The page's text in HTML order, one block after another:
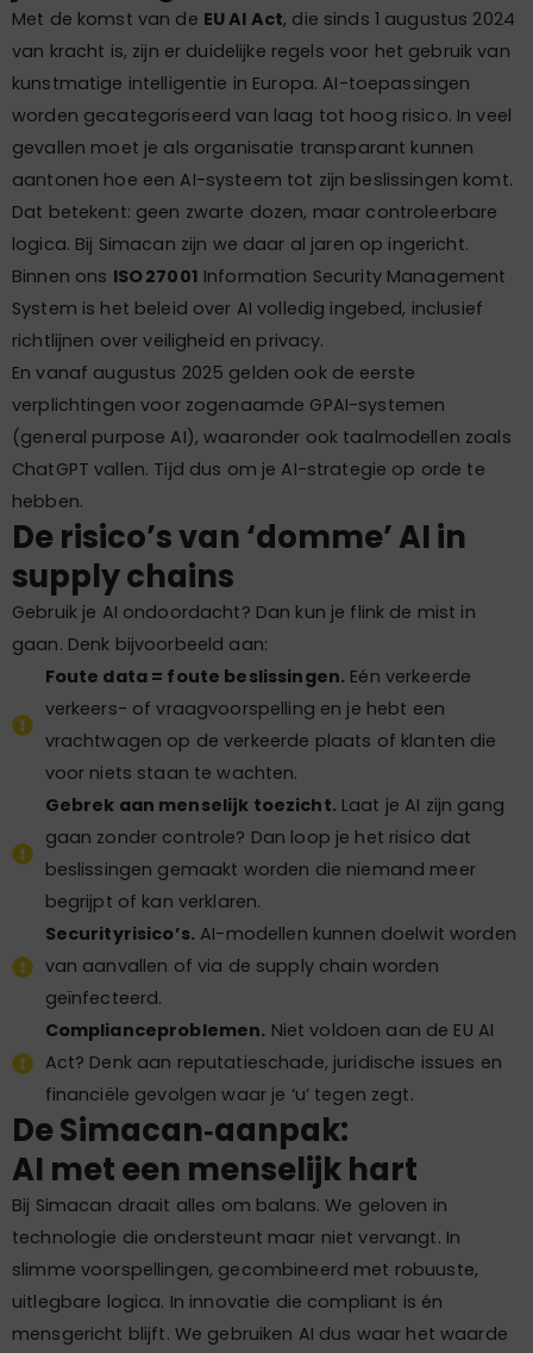
Met de komst van de EU AI Act, die sinds 1 augustus 2024
van kracht is, zijn er duidelijke regels voor het gebruik van
kunstmatige intelligentie in Europa. AI-toepassingen
worden gecategoriseerd van laag tot hoog risico. In veel
gevallen moet je als organisatie transparant kunnen
aantonen hoe een AI-systeem tot zijn beslissingen komt.
Dat betekent: geen zwarte dozen, maar controleerbare
logica. Bij Simacan zijn we daar al jaren op ingericht.
Binnen ons ISO 27001 Information Security Management
System is het beleid over AI volledig ingebed, inclusief
richtlijnen over veiligheid en privacy.
En vanaf augustus 2025 gelden ook de eerste
verplichtingen voor zogenaamde GPAI-systemen
(general purpose AI), waaronder ook taalmodellen zoals
ChatGPT vallen. Tijd dus om je AI-strategie op orde te
hebben.
De risico’s van ‘domme’ AI in
supply chains
Gebruik je AI ondoordacht? Dan kun je flink de mist in
gaan. Denk bijvoorbeeld aan:
Foute data = foute beslissingen. Eén verkeerde
verkeers- of vraagvoorspelling en je hebt een
vrachtwagen op de verkeerde plaats of klanten die
voor niets staan te wachten.
Gebrek aan menselijk toezicht. Laat je AI zijn gang
gaan zonder controle? Dan loop je het risico dat
beslissingen gemaakt worden die niemand meer
begrijpt of kan verklaren.
Securityrisico’s. AI-modellen kunnen doelwit worden
van aanvallen of via de supply chain worden
geïnfecteerd.
Complianceproblemen. Niet voldoen aan de EU AI
Act? Denk aan reputatieschade, juridische issues en
financiële gevolgen waar je ‘u’ tegen zegt.
De Simacan‑aanpak:
AI met een menselijk hart
Bij Simacan draait alles om balans. We geloven in
technologie die ondersteunt maar niet vervangt. In
slimme voorspellingen, gecombineerd met robuuste,
uitlegbare logica. In innovatie die compliant is én
mensgericht blijft. We gebruiken AI dus waar het waarde